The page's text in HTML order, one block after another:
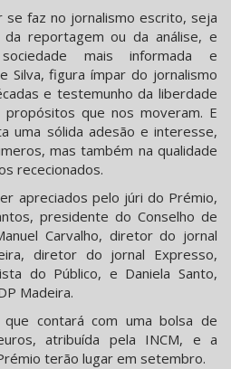
se faz no jornalismo escrito, seja
reportagem ou da análise, e
mais informada e
Silva, figura ímpar do jornalismo
e testemunho da liberdade
que nos moveram. E
uma sólida adesão e interesse,
mas também na qualidade
rececionados.
apreciados pelo júri do Prémio,
presidente do Conselho de
Carvalho, diretor do jornal
diretor do jornal Expresso,
do Público, e Daniela Santo,
Madeira.
contará com uma bolsa de
atribuída pela INCM, e a
terão lugar em setembro.